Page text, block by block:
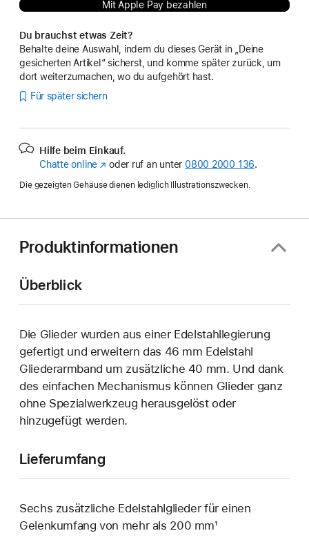
Mit Apple Pay bezahlen
Du brauchst etwas Zeit?
Behalte deine Auswahl, indem du dieses Gerät in „Deine
gesicherten Artikel“ sicherst, und komme später zurück, um
dort weiterzumachen, wo du aufgehört hast.
Für später sichern
Hilfe beim Einkauf.
Chatte online (Öffnet
neues
oder ruf an unter 0800 2000 136.
Die gezeigten Gehäuse dienen lediglich Illustrationszwecken.
Produktinformationen
Überblick
Die Glieder wurden aus einer Edelstahllegierung
gefertigt und erweitern das 46 mm Edelstahl
Gliederarmband um zusätzliche 40 mm. Und dank
des einfachen Mechanismus können Glieder ganz
ohne Spezialwerkzeug herausgelöst oder
hinzugefügt werden.
Lieferumfang
Sechs zusätzliche Edelstahlglieder für einen
Gelenkumfang von mehr als 200 mm¹